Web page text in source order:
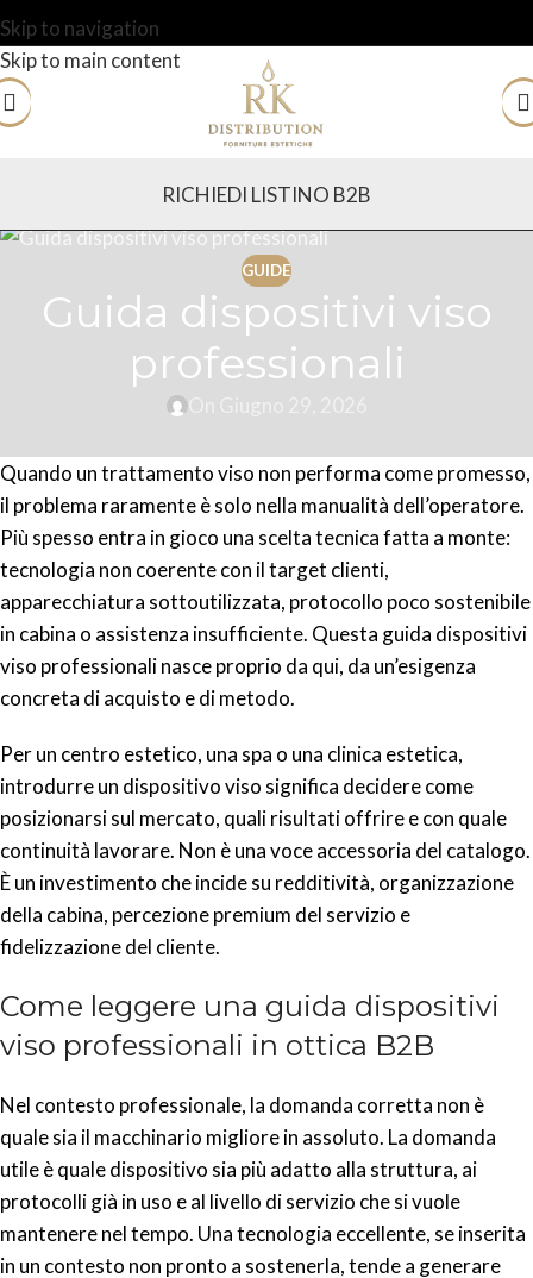
Skip to navigation
Skip to main content
RICHIEDI LISTINO B2B
GUIDE
Guida dispositivi viso
professionali
Quando un trattamento viso non performa come promesso,
il problema raramente è solo nella manualità dell’operatore.
Più spesso entra in gioco una scelta tecnica fatta a monte:
tecnologia non coerente con il target clienti,
apparecchiatura sottoutilizzata, protocollo poco sostenibile
in cabina o assistenza insufficiente. Questa guida dispositivi
viso professionali nasce proprio da qui, da un’esigenza
concreta di acquisto e di metodo.
Per un centro estetico, una spa o una clinica estetica,
introdurre un dispositivo viso significa decidere come
posizionarsi sul mercato, quali risultati offrire e con quale
continuità lavorare. Non è una voce accessoria del catalogo.
È un investimento che incide su redditività, organizzazione
della cabina, percezione premium del servizio e
fidelizzazione del cliente.
Come leggere una guida dispositivi
viso professionali in ottica B2B
Nel contesto professionale, la domanda corretta non è
quale sia il macchinario migliore in assoluto. La domanda
utile è quale dispositivo sia più adatto alla struttura, ai
protocolli già in uso e al livello di servizio che si vuole
mantenere nel tempo. Una tecnologia eccellente, se inserita
in un contesto non pronto a sostenerla, tende a generare